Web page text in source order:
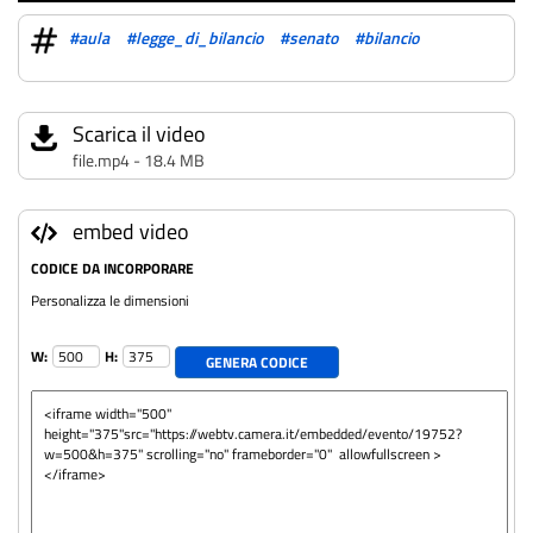
#aula #legge_di_bilancio #senato #bilancio
Scarica il video
file.mp4 - 18.4 MB
embed video
CODICE DA INCORPORARE
Personalizza le dimensioni
W: H: GENERA CODICE